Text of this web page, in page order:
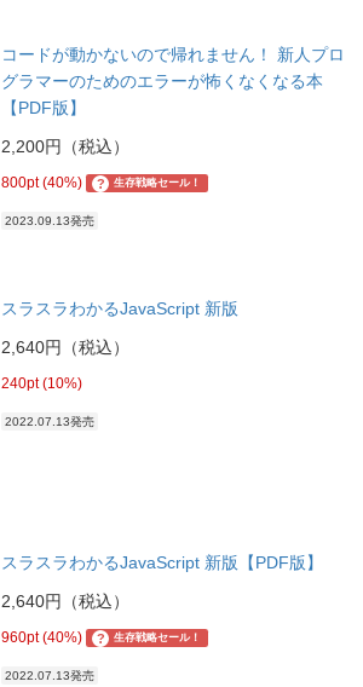
コードが動かないので帰れません！ 新人プロ
グラマーのためのエラーが怖くなくなる本
【PDF版】
2,200円（税込）
800pt (40%) ? 生存戦略セール！
2023.09.13発売
スラスラわかるJavaScript 新版
2,640円（税込）
240pt (10%)
2022.07.13発売
スラスラわかるJavaScript 新版【PDF版】
2,640円（税込）
960pt (40%) ? 生存戦略セール！
2022.07.13発売